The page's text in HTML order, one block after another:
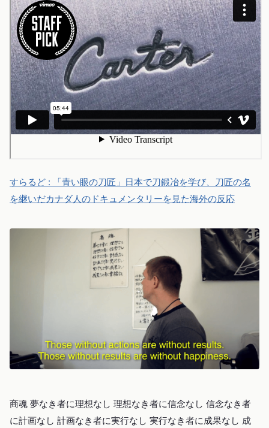
すらるど : 「青い眼の刀匠」日本で刀鍛冶を学び、刀匠の名
を継いだカナダ人のドキュメンタリーを見た海外の反応
商魂 夢なき者に理想なし 理想なき者に信念なし 信念なき者
に計画なし 計画なき者に実行なし 実行なき者に成果なし 成